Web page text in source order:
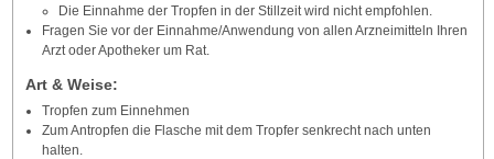
Die Einnahme der Tropfen in der Stillzeit wird nicht empfohlen.
Fragen Sie vor der Einnahme/Anwendung von allen Arzneimitteln Ihren
Arzt oder Apotheker um Rat.
Art & Weise:
Tropfen zum Einnehmen
Zum Antropfen die Flasche mit dem Tropfer senkrecht nach unten
halten.